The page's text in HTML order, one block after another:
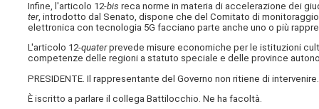
Infine, l'articolo 12-bis reca norme in materia di accelerazione dei
ter, introdotto dal Senato, dispone che del Comitato di
elettronica con tecnologia 5G facciano parte anche uno o più
L'articolo 12-quaterprevede misure economiche per le istituzioni
competenze delle regioni a statuto speciale e delle province
PRESIDENTE. Il rappresentante del Governo non ritiene di intervenire.
È iscritto a parlare il collega Battilocchio. Ne ha facoltà.